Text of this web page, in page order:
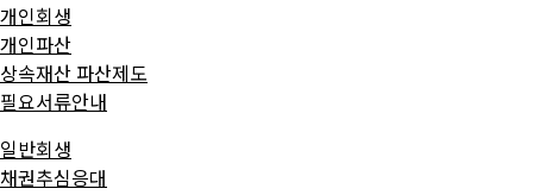
개인회생
개인파산
상속재산 파산제도
필요서류안내
일반회생
채권추심응대